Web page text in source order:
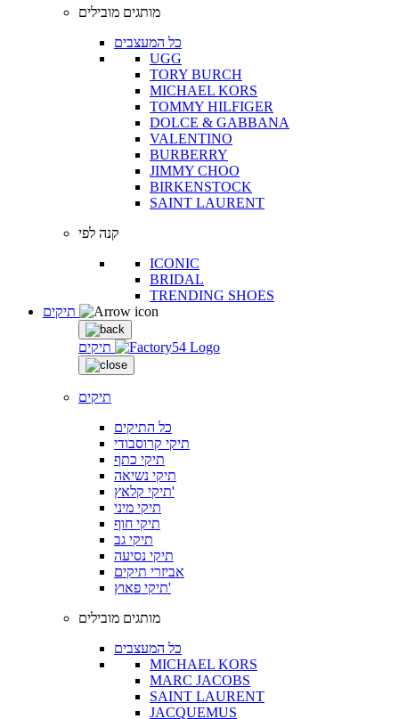
מותגים מובילים
כל המעצבים
UGG
TORY BURCH
MICHAEL KORS
TOMMY HILFIGER
DOLCE & GABBANA
VALENTINO
BURBERRY
JIMMY CHOO
BIRKENSTOCK
SAINT LAURENT
קנה לפי
ICONIC
BRIDAL
TRENDING SHOES
תיקים
תיקים
כל התיקים
תיקי קרוסבודי
תיקי כתף
תיקי נשיאה
תיקי קלאץ'
תיקי מיני
תיקי חוף
תיקי גב
תיקי נסיעה
אביזרי תיקים
תיקי פאוץ'
מותגים מובילים
כל המעצבים
MICHAEL KORS
MARC JACOBS
SAINT LAURENT
JACQUEMUS